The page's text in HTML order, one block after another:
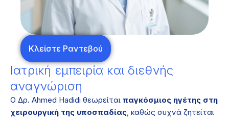
Κλείστε Ραντεβού
Ιατρική εμπειρία και διεθνής
αναγνώριση
Ο Δρ. Ahmed Hadidi θεωρείται παγκόσμιος ηγέτης στη
χειρουργική της υποσπαδίας , καθώς συχνά ζητείται